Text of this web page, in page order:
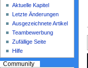
Aktuelle Kapitel
Letzte Änderungen
Ausgezeichnete Artikel
Teambewerbung
Zufällige Seite
Hilfe
Community